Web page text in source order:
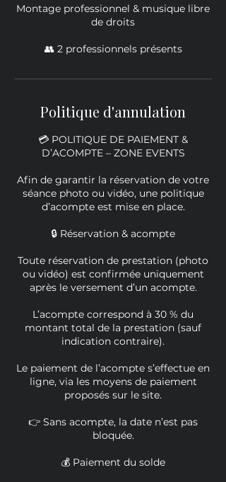
Montage professionnel & musique libre
de droits
👥 2 professionnels présents
Politique d'annulation
💳 POLITIQUE DE PAIEMENT &
D’ACOMPTE – ZONE EVENTS
Afin de garantir la réservation de votre
séance photo ou vidéo, une politique
d’acompte est mise en place.
🔒 Réservation & acompte
Toute réservation de prestation (photo
ou vidéo) est confirmée uniquement
après le versement d’un acompte.
L’acompte correspond à 30 % du
montant total de la prestation (sauf
indication contraire).
Le paiement de l’acompte s’effectue en
ligne, via les moyens de paiement
proposés sur le site.
👉 Sans acompte, la date n’est pas
bloquée.
💰 Paiement du solde